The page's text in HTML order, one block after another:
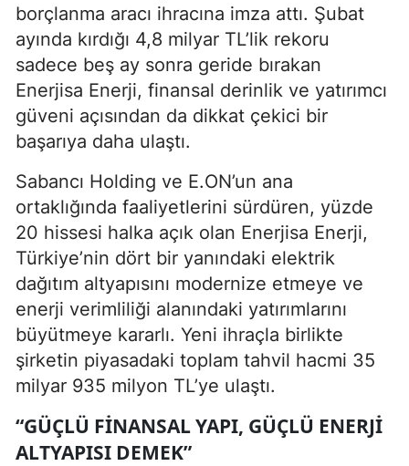
borçlanma aracı ihracına imza attı. Şubat
ayında kırdığı 4,8 milyar TL’lik rekoru
sadece beş ay sonra geride bırakan
Enerjisa Enerji, finansal derinlik ve yatırımcı
güveni açısından da dikkat çekici bir
başarıya daha ulaştı.
Sabancı Holding ve E.ON’un ana
ortaklığında faaliyetlerini sürdüren, yüzde
20 hissesi halka açık olan Enerjisa Enerji,
Türkiye’nin dört bir yanındaki elektrik
dağıtım altyapısını modernize etmeye ve
enerji verimliliği alanındaki yatırımlarını
büyütmeye kararlı. Yeni ihraçla birlikte
şirketin piyasadaki toplam tahvil hacmi 35
milyar 935 milyon TL’ye ulaştı.
“GÜÇLÜ FINANSAL YAPI, GÜÇLÜ ENERJI
ALTYAPISI DEMEK”